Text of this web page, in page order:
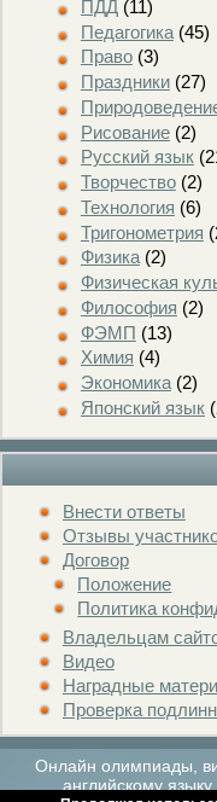
ПДД (11)
Педагогика(45)
Право(3)
Праздники(27)
Рисование(2)
Русский язык
Творчество(2)
Технология (6)
Тригонометрия
Физика(2)
Физическая
Философия (2)
ФЭМП (13)
Химия (4)
Экономика(2)
Японский язык
Внести ответы
Отзывы
Договор
Положение
Политика
Владельцам
Видео
Наградные
Проверка
Онлайн олимпиады,
английскому